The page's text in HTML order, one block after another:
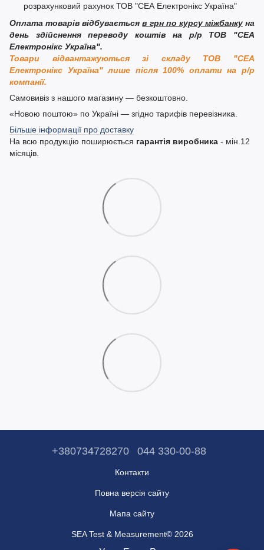
розрахунковий рахунок ТОВ "СЕА Електронікс Україна"
Оплата товарів відбуваєтьсяв грн по курсу міжбанкуна
день здійснення переводу коштів на р/р ТОВ "СЕА
Електронікс Україна".
Товари відвантажуються зі складу ТОВ "СЕА
Електронікс Україна" лише після 100% оплати на р/р
компанії.
Самовивіз з нашого магазину — безкоштовно.
«Новою поштою» по Україні — згідно тарифів перевізника.
Більше інформації про доставку
На всю продукцію поширюється гарантія виробника - мін.12
місяців.
+380734728270 044 330-00-88
Контакти
Повна версія сайту
Мапа сайту
SEA Test & Measurement© 2026